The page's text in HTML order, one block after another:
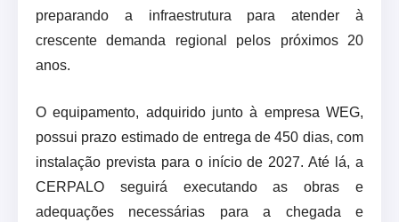
preparando a infraestrutura para atender à
crescente demanda regional pelos próximos 20
anos.
O equipamento, adquirido junto à empresa WEG,
possui prazo estimado de entrega de 450 dias, com
instalação prevista para o início de 2027. Até lá, a
CERPALO seguirá executando as obras e
adequações necessárias para a chegada e